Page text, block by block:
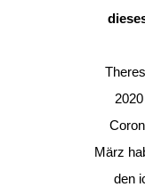
März
den